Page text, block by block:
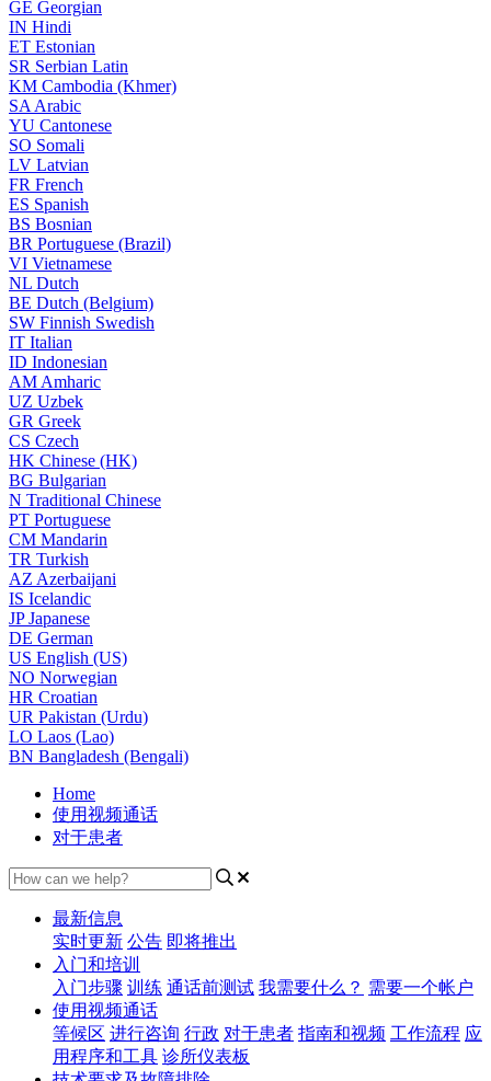
GE Georgian
IN Hindi
ET Estonian
SR Serbian Latin
KM Cambodia (Khmer)
SA Arabic
YU Cantonese
SO Somali
LV Latvian
FR French
ES Spanish
BS Bosnian
BR Portuguese (Brazil)
VI Vietnamese
NL Dutch
BE Dutch (Belgium)
SW Finnish Swedish
IT Italian
ID Indonesian
AM Amharic
UZ Uzbek
GR Greek
CS Czech
HK Chinese (HK)
BG Bulgarian
N Traditional Chinese
PT Portuguese
CM Mandarin
TR Turkish
AZ Azerbaijani
IS Icelandic
JPJapanese
DE German
US English (US)
NO Norwegian
HR Croatian
UR Pakistan (Urdu)
LO Laos (Lao)
BN Bangladesh (Bengali)
Home
使用视频通话
对于患者
最新信息
实时更新 公告 即将推出
入门和培训
入门步骤 训练 通话前测试 我需要什么？ 需要一个帐户
使用视频通话
等候区 进行咨询 行政 对于患者 指南和视频 工作流程 应
用程序和工具 诊所仪表板